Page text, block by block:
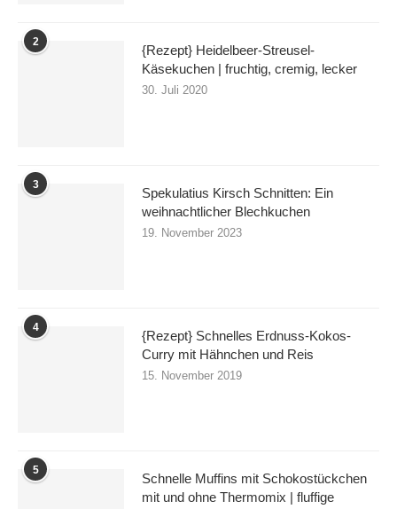
2
{Rezept} Heidelbeer-Streusel-
Käsekuchen | fruchtig, cremig, lecker
30. Juli 2020
3
Spekulatius Kirsch Schnitten: Ein
weihnachtlicher Blechkuchen
19. November 2023
4
{Rezept} Schnelles Erdnuss-Kokos-
Curry mit Hähnchen und Reis
15. November 2019
5
Schnelle Muffins mit Schokostückchen
mit und ohne Thermomix | fluffige